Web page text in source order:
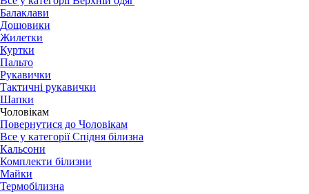
Балаклави
Дощовики
Жилетки
Куртки
Пальто
Рукавички
Тактичні рукавички
Шапки
Чоловікам
Повернутися до Чоловікам
Все у категорії Спідня білизна
Кальсони
Комплекти білизни
Майки
Термобілизна